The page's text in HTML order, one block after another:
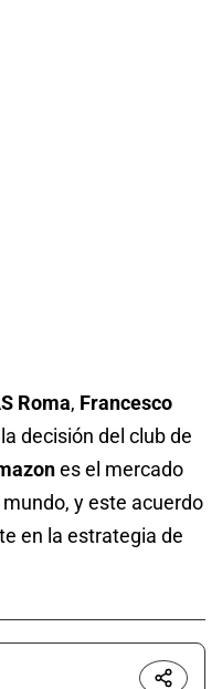
Roma, Francesco
decisión del club de
es el mercado
y este acuerdo
en la estrategia de